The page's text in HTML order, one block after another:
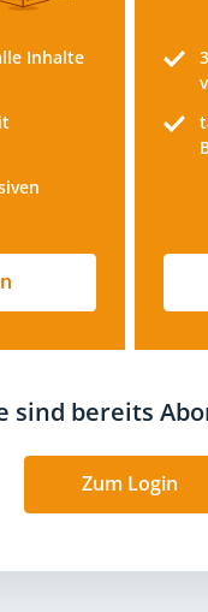
Inhalte
sind bereits
Zum Login